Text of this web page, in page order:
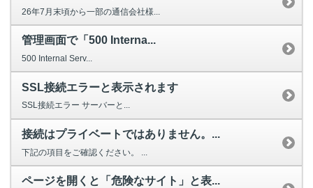
26年7月末頃から一部の通信会社様...
管理画面で「500 Interna...
500 Internal Serv...
SSL接続エラーと表示されます
SSL接続エラー サーバーと...
接続はプライベートではありません。...
下記の項目をご確認ください。 ...
ページを開くと「危険なサイト」と表...